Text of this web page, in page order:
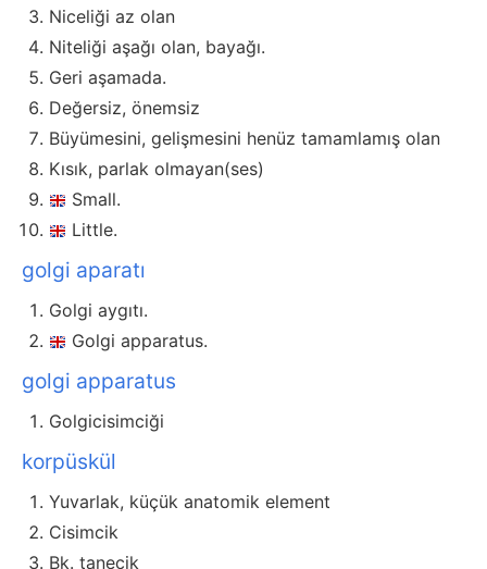
Niceliği az olan
Niteliği aşağı olan, bayağı.
Geri aşamada.
Değersiz, önemsiz
Büyümesini, gelişmesini henüz tamamlamış olan
Kısık, parlak olmayan(ses)
Small.
Little.
golgi aparatı
Golgi aygıtı.
Golgi apparatus.
golgi apparatus
Golgicisimciği
korpüskül
Yuvarlak, küçük anatomik element
Cisimcik
Bk. tanecik